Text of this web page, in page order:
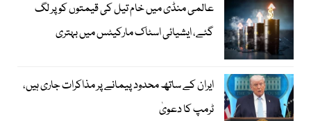
عالمی منڈی میں خام تیل کی قیمتوں کو پر لگ
گئے، ایشیائی اسٹاک مارکیٹس میں بہتری
ایران کے ساتھ محدود پیمانے پر مذاکرات جاری ہیں،
ٹرمپ کا دعویٰ